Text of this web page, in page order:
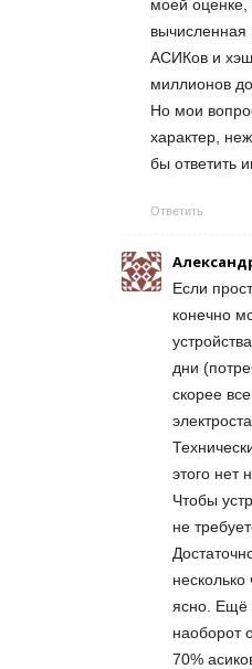
моей оценке,
вычисленная
АСИКов и
миллионов
Но мои
характер,
бы ответить
Ответить
Если
конечно
дни
скорее
этого нет
Чтобы
не
ясно. Ещё
наоборот
70%